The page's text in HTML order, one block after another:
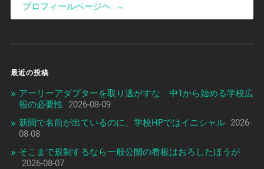
プロフィールページヘ
→
最近の投稿
アーリーアダプターを取り逃がすな 中1から始める学校広
報の必要性
2026-08-09
新聞で名前が出ているのに、学校HPではイニシャル 2026-
08-08
そこまで規制するなら一般公開の看板はおろしたほうが
2026-08-07